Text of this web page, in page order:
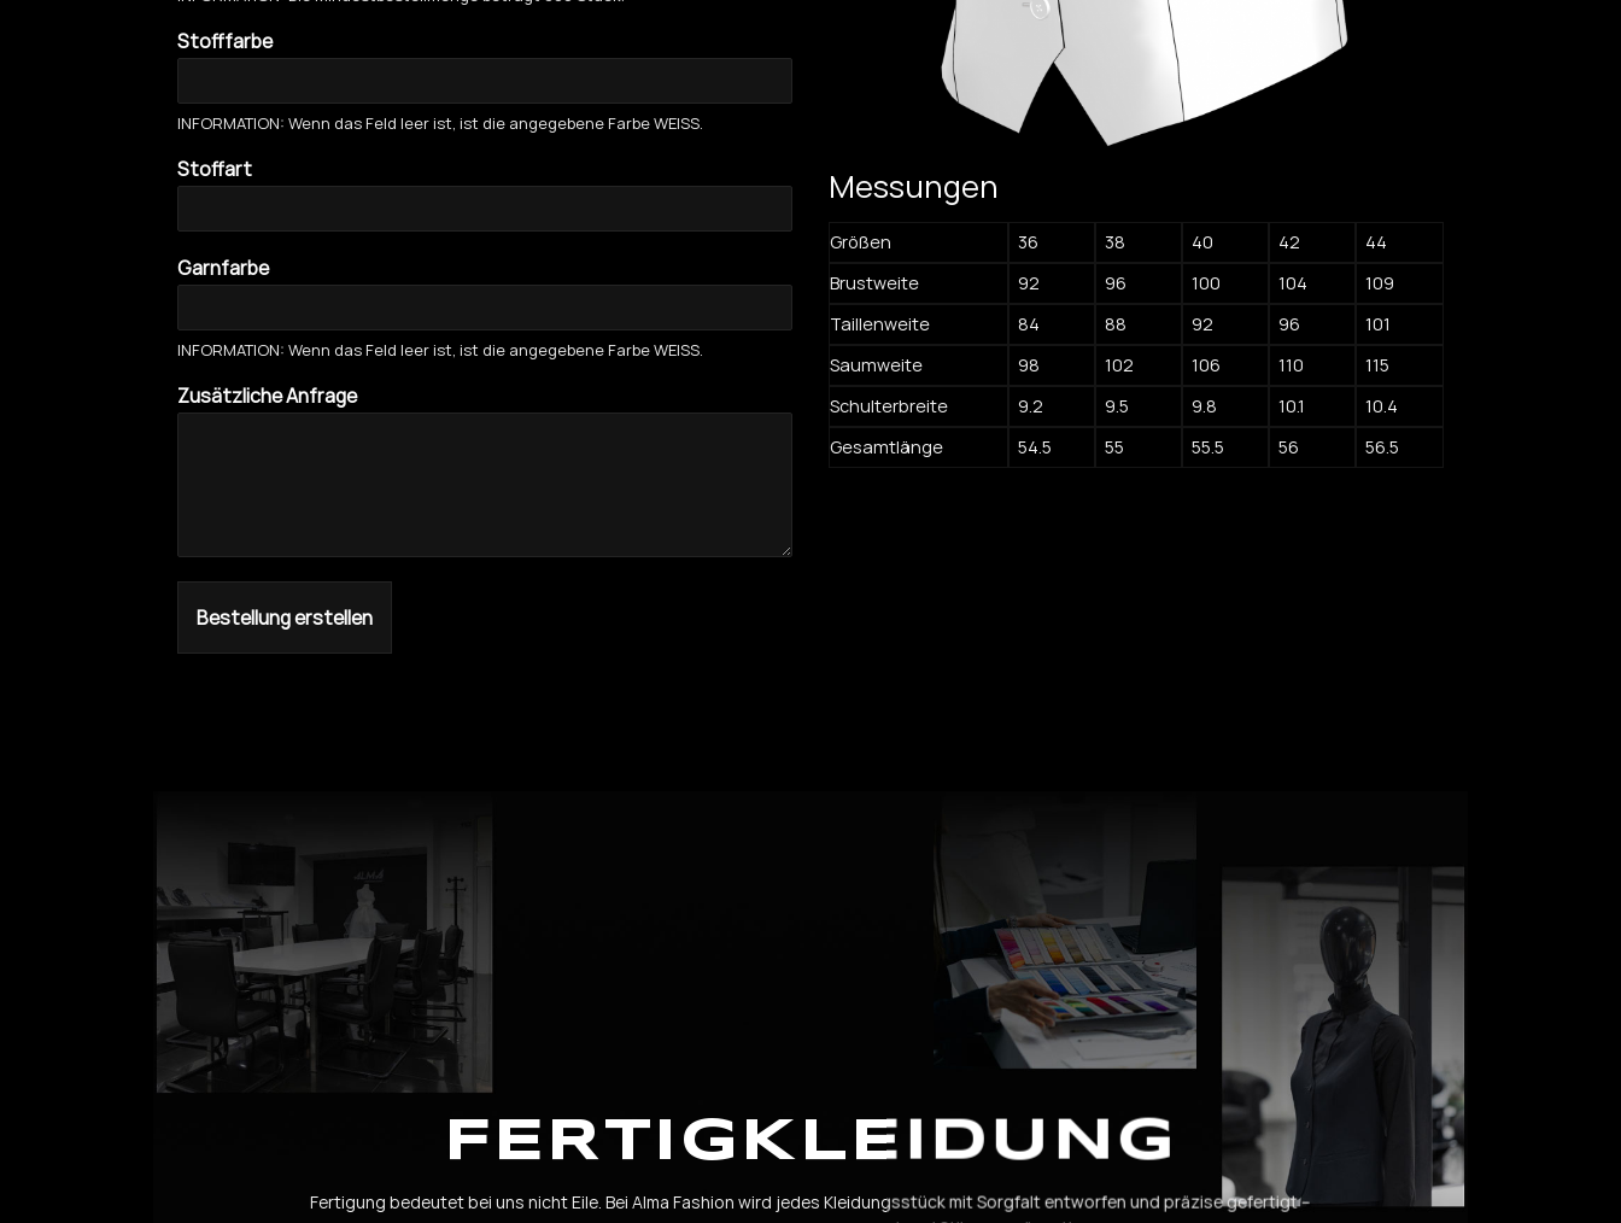
Stofffarbe
INFORMATION: Wenn das Feld leer ist, ist die angegebene Farbe WEISS.
Stoffart
Garnfarbe
INFORMATION: Wenn das Feld leer ist, ist die angegebene Farbe WEISS.
Zusätzliche Anfrage
Bestellung erstellen
Messungen
Größen 36 38 40 42
44
Brustweite
92 96 100 104
109
Taillenweite
84 88 92 96
101
Saumweite
98 102 106 110
115
Schulterbreite
9.2 9.5 9.8 10.1
10.4
Gesamtlänge
54.5 55 55.5 56 56.5
FERTIGKLEIDUNG
Fertigung bedeutet bei uns nicht Eile. Bei Alma Fashion wird jedes Kleidungsstück mit Sorgfalt entworfen und präzise gefertigt –